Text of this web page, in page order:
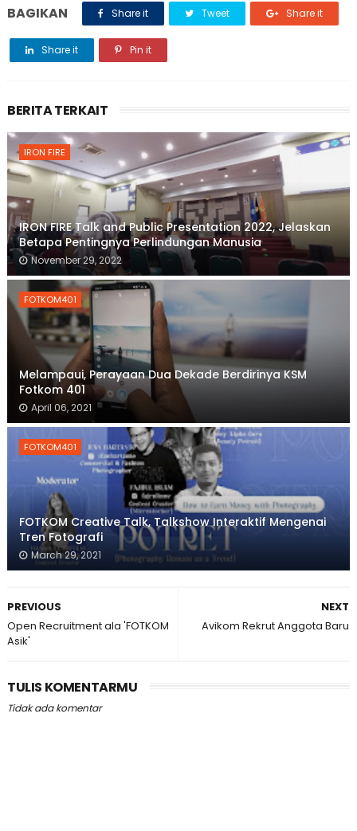
BAGIKAN Share it Tweet Share it
Share it Pin it
BERITA TERKAIT
IRON FIRE
IRON FIRE Talk and Public Presentation 2022, Jelaskan
Betapa Pentingnya Perlindungan Manusia
November 29, 2022
FOTKOM401
Melampaui, Perayaan Dua Dekade Berdirinya KSM
Fotkom 401
April 06, 2021
FOTKOM401
FOTKOM Creative Talk, Talkshow Interaktif Mengenai
Tren Fotografi
March 29, 2021
NEXT
Avikom Rekrut Anggota Baru
PREVIOUS
Open Recruitment ala 'FOTKOM
Asik'
TULIS KOMENTARMU
Tidak ada komentar